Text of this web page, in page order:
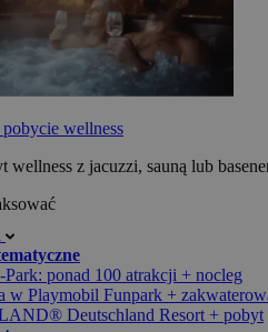
wellness
wellness z jacuzzi, sauną lub
Park: ponad 100 atrakcji + nocleg
w Playmobil Funpark +
Deutschland Resort + pobyt